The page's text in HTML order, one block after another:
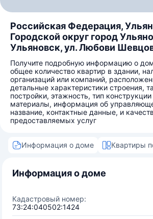
Российская Федерация,
Городской округ город
Ульяновск, ул. Любови
Получите подробную информацию о
общее количество квартир в здании,
организаций или компаний,
детальные характеристики строения,
постройки, этажность, тип
материалы, информация об
название, контактные данные, и
предоставляемых услуг
Информация о доме Квартиры
Информация о доме
Кадастровый номер:
73:24:040502:1424